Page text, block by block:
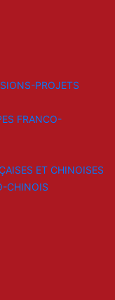
PROJETS
FRANCO-
ET CHINOISES
CHINOIS